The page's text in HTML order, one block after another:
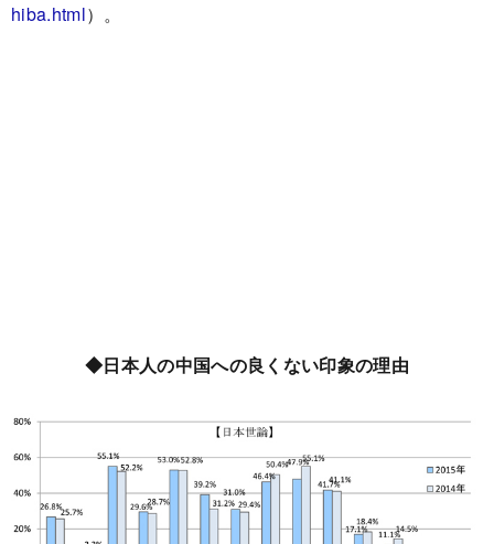
hiba.html）。
◆日本人の中国への良くない印象の理由